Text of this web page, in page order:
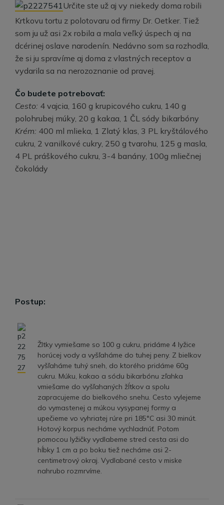
Určite ste už aj vy niekedy doma robili
Krtkovu tortu z polotovaru od firmy Dr. Oetker. Tiež
som ju už asi 2x robila a mala veľký úspech aj na
dcérinej oslave narodenín. Nedávno som sa rozhodla,
že si ju spravíme aj doma z vlastných receptov a
vydarila sa na nerozoznanie od pravej.
Čo budete potrebovať:
Cesto: 4 vajcia, 160 g krupicového cukru, 140 g
polohrubej múky, 20 g kakaa, 1 ČL sódy bikarbóny
Krém: 400 ml mlieka, 1 Zlatý klas, 3 PL kryštálového
cukru, 2 vanilkové cukry, 250 g tvarohu, 125 g masla,
4 PL práškového cukru, 3-4 banány, 100g mliečnej
čokolády
Postup:
Žltky vymiešame so 100 g cukru, pridáme 4 lyžice
horúcej vody a vyšľaháme do tuhej peny. Z bielkov
vyšľaháme tuhý sneh, do ktorého pridáme 60g
cukru. Múku, kakao a sódu bikarbónu zľahka
vmiešame do vyšľahaných žĺtkov a spolu
zapracujeme do bielkového snehu. Cesto vylejeme
do vymastenej a múkou vysypanej formy a
upečieme vo vyhriatej rúre pri 185°C asi 30 minút.
Hotový korpus necháme vychladnúť. Potom
pomocou lyžičky vydlabeme stred cesta asi do
hĺbky 1 cm a po boku tiež necháme asi 2-
centimetrový okraj. Vydlabané cesto v miske
nahrubo rozmrvíme.